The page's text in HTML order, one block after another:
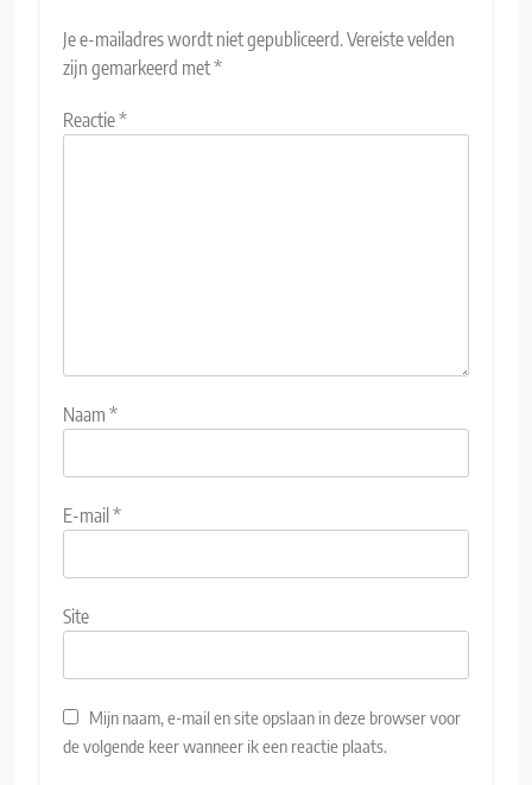
Je e-mailadres wordt niet gepubliceerd.Vereiste velden
zijn gemarkeerd met*
Reactie*
Naam *
E-mail*
Site
Mijn naam, e-mail en site opslaan in deze browser voor
de volgende keer wanneer ik een reactie plaats.